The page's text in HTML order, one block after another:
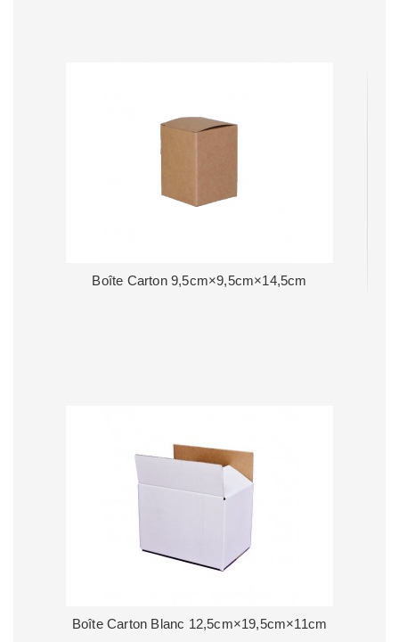
Boîte Carton 9,5cm×9,5cm×14,5cm
Boîte Carton Blanc 12,5cm×19,5cm×11cm